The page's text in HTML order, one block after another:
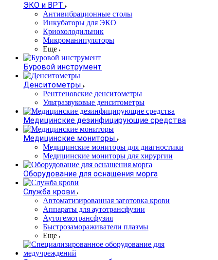
ЭКО и ВРТ
Антивибрационные столы
Инкубаторы для ЭКО
Криохолодильник
Микроманипуляторы
Еще
Буровой инструмент
Денситометры
Рентгеновские денситометры
Ультразвуковые денситометры
Медицинские дезинфицирующие средства
Медицинские мониторы
Медицинские мониторы для диагностики
Медицинские мониторы для хирургии
Оборудование для оснащения морга
Служба крови
Автоматизированная заготовка крови
Аппараты для аутотрансфузии
Аутогемотрансфузия
Быстрозамораживатели плазмы
Еще